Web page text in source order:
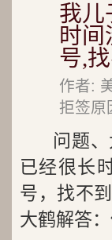
我儿
时
号,
作者:
拒签原
问题
已经很长
号，找不
大鹤解答